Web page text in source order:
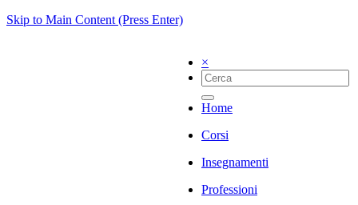
Skip to Main Content (Press Enter)
×
Home
Corsi
Insegnamenti
Professioni